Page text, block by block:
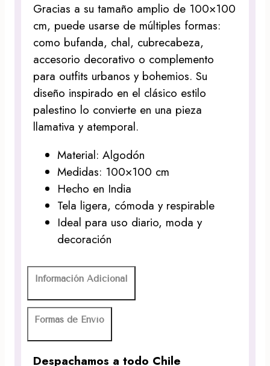
Gracias a su tamaño amplio de 100×100
cm, puede usarse de múltiples formas:
como bufanda, chal, cubrecabeza,
accesorio decorativo o complemento
para outfits urbanos y bohemios. Su
diseño inspirado en el clásico estilo
palestino lo convierte en una pieza
llamativa y atemporal.
Material: Algodón
Medidas: 100×100 cm
Hecho en India
Tela ligera, cómoda y respirable
Ideal para uso diario, moda y
decoración
Información Adicional
Formas de Envío
Despachamos a todo Chile